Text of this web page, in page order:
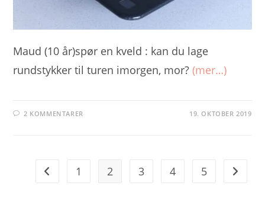
Maud (10 år)spør en kveld : kan du lage
rundstykker til turen imorgen, mor?(mer…)
2 KOMMENTARER 19. OKTOBER 2019
Go to the previous page
1 2 3 4 5 Go to